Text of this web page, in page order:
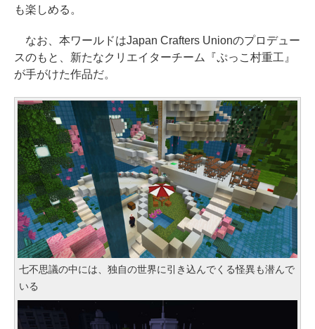
も楽しめる。
なお、本ワールドはJapan Crafters Unionのプロデュー
スのもと、新たなクリエイターチーム『ぷっこ村重工』
が手がけた作品だ。
七不思議の中には、独自の世界に引き込んでくる怪異も潜んで
いる